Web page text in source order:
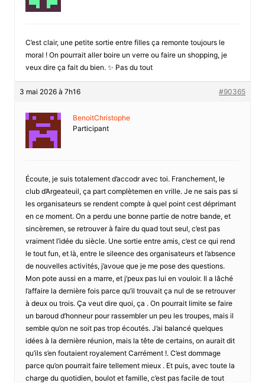
C’est clair, une petite sortie entre filles ça remonte toujours le
moral ! On pourrait aller boire un verre ou faire un shopping, je
veux dire ça fait du bien. ✨ Pas du tout
3 mai 2026 à 7h16 #90365
BenoitChristophe
Participant
Écoute, je suis totalement d’accodr avec toi. Franchement, le
club d’Argeateuil, ça part complètemen en vrille. Je ne sais pas si
les organisateurs se rendent compte à quel point cest déprimant
en ce moment. On a perdu une bonne partie de notre bande, et
sincèremen, se retrouver à faire du quad tout seul, c’est pas
vraiment l’idée du siècle. Une sortie entre amis, c’est ce qui rend
le tout fun, et là, entre le sileence des organisateurs et l’absence
de nouvelles activités, j’avoue que je me pose des questions.
Mon pote aussi en a marre, et j’peux pas lui en vouloir. Il a lâché
l’affaire la dernière fois parce qu’il trouvait ça nul de se retrouver
à deux ou trois. Ça veut dire quoi, ça . On pourrait limite se faire
un baroud d’honneur pour rassembler un peu les troupes, mais il
semble qu’on ne soit pas trop écoutés. J’ai balancé quelques
idées à la dernière réunion, mais la tête de certains, on aurait dit
qu’ils s’en foutaient royalement Carrément !. C’est dommage
parce qu’on pourrait faire tellement mieux . Et puis, avec toute la
charge du quotidien, boulot et famille, c’est pas facile de tout